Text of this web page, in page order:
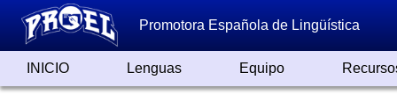
Promotora Española de Lingüística
INICIO Lenguas Equipo